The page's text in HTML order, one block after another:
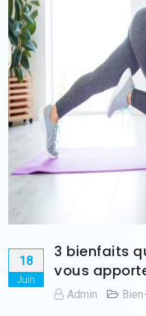
18
Juin
3 bienfaits
vous
Admin